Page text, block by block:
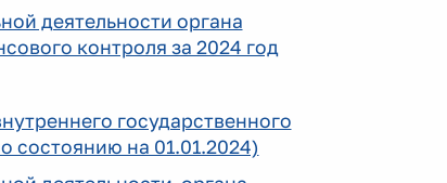
деятельности органа
контроля за 2024 год
государственного
состоянию на 01.01.2024)